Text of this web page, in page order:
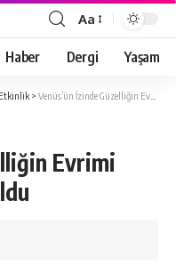
Aa
Haber Dergi Yaşam
Etkinlik > Venüs’ün İzinde Güzelliğin Evrimi Esteworld’de Konuşuldu
Evrimi